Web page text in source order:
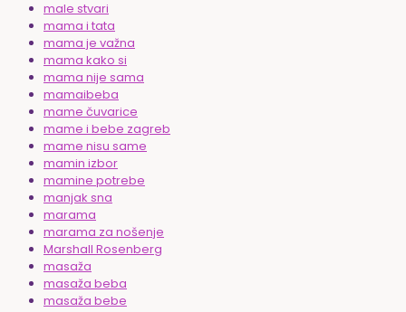
male stvari
mama i tata
mama je važna
mama kako si
mama nije sama
mamaibeba
mame čuvarice
mame i bebe zagreb
mame nisu same
mamin izbor
mamine potrebe
manjak sna
marama
marama za nošenje
Marshall Rosenberg
masaža
masaža beba
masaža bebe